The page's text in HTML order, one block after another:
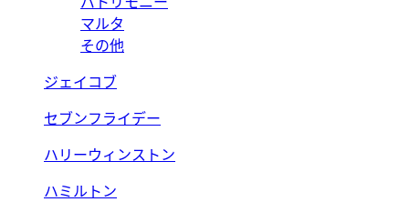
マルタ
その他
ジェイコブ
セブンフライデー
ハリーウィンストン
ハミルトン